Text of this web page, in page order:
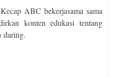
Kecap ABC bekerjasama sama
konten edukasi tentang
daring.